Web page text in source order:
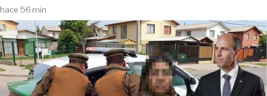
hace 56 min